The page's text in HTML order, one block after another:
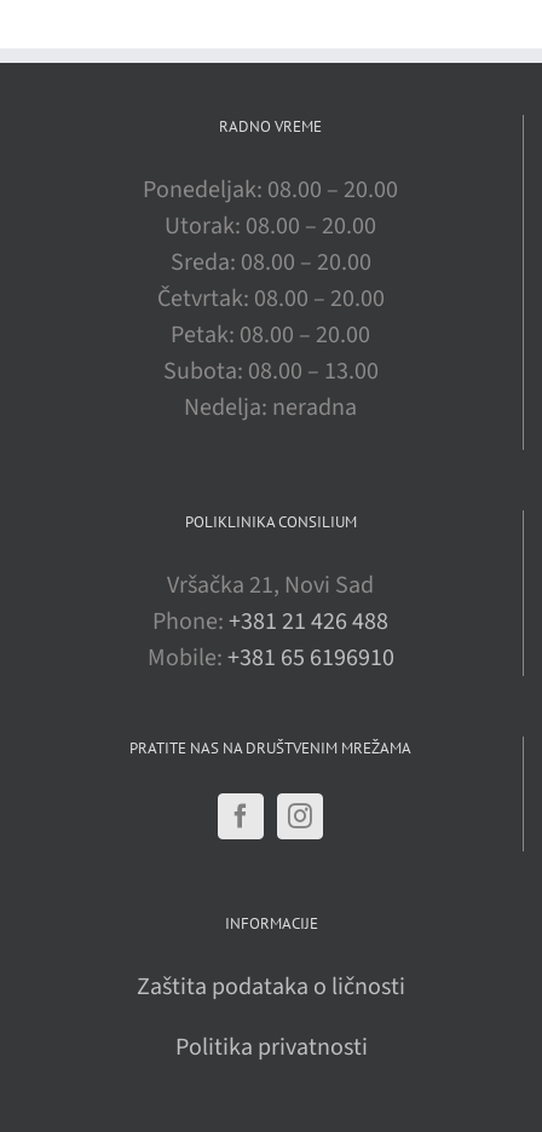
RADNO VREME
Ponedeljak: 08.00 – 20.00
Utorak: 08.00 – 20.00
Sreda: 08.00 – 20.00
Četvrtak: 08.00 – 20.00
Petak: 08.00 – 20.00
Subota: 08.00 – 13.00
Nedelja: neradna
POLIKLINIKA CONSILIUM
Vršačka 21, Novi Sad
Phone:+381 21 426 488
Mobile:+381 65 6196910
PRATITE NAS NA DRUŠTVENIM MREŽAMA
INFORMACIJE
Zaštita podataka o ličnosti
Politika privatnosti